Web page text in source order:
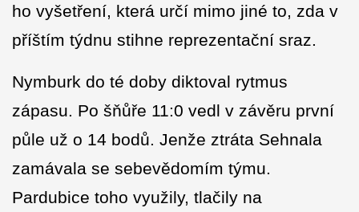
ho vyšetření, která určí mimo jiné to, zda v
příštím týdnu stihne reprezentační sraz.
Nymburk do té doby diktoval rytmus
zápasu. Po šňůře 11:0 vedl v závěru první
půle už o 14 bodů. Jenže ztráta Sehnala
zamávala se sebevědomím týmu.
Pardubice toho využily, tlačily na